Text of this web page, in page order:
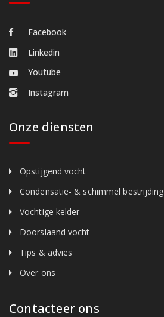
Facebook
Linkedin
Youtube
Instagram
Onze diensten
Opstijgend vocht
Condensatie- & schimmel bestrijding
Vochtige kelder
Doorslaand vocht
Tips & advies
Over ons
Contacteer ons